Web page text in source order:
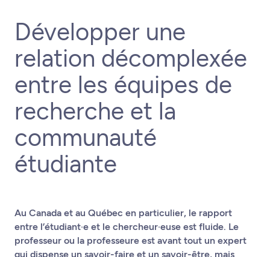
Développer une
relation décomplexée
entre les équipes de
recherche et la
communauté
étudiante
Au Canada et au Québec en particulier, le rapport
entre l’étudiant·e et le chercheur·euse est fluide. Le
professeur ou la professeure est avant tout un expert
qui dispense un savoir-faire et un savoir-être, mais